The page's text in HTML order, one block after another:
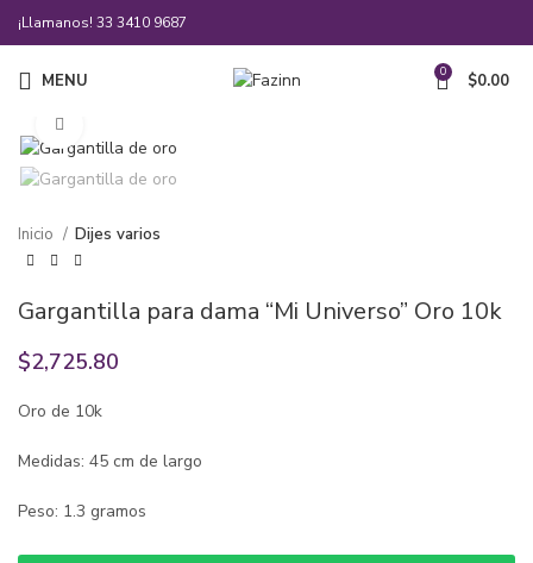
¡Llamanos! 33 3410 9687
MENU 0 $0.00
Inicio Dijes varios
Gargantilla para dama “Mi Universo” Oro 10k
$2,725.80
Oro de 10k
Medidas: 45 cm de largo
Peso: 1.3 gramos